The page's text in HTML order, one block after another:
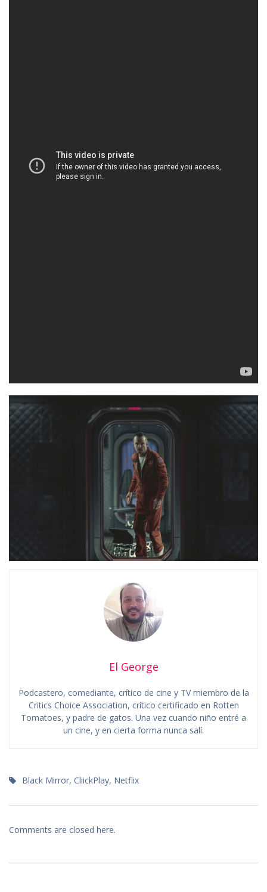
El George
Podcastero, comediante, crítico de cine y TV miembro de la
Critics Choice Association, crítico certificado en Rotten
Tomatoes, y padre de gatos. Una vez cuando niño entré a
un cine, y en cierta forma nunca salí.
Black Mirror, CliickPlay, Netflix
Comments are closed here.